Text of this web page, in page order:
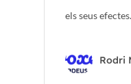
els seus efectes.
Rodri